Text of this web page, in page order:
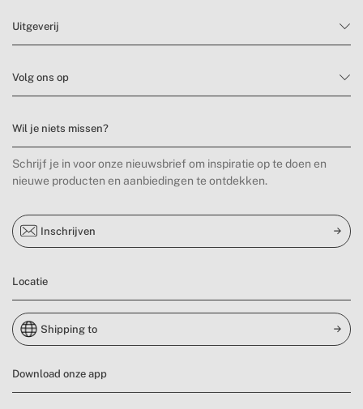
Uitgeverij
Volg ons op
Wil je niets missen?
Schrijf je in voor onze nieuwsbrief om inspiratie op te doen en
nieuwe producten en aanbiedingen te ontdekken.
Inschrijven
Locatie
Shipping to
Download onze app